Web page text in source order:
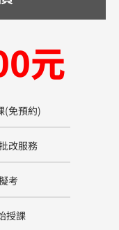
元
(免預約)
改服務
考
授課